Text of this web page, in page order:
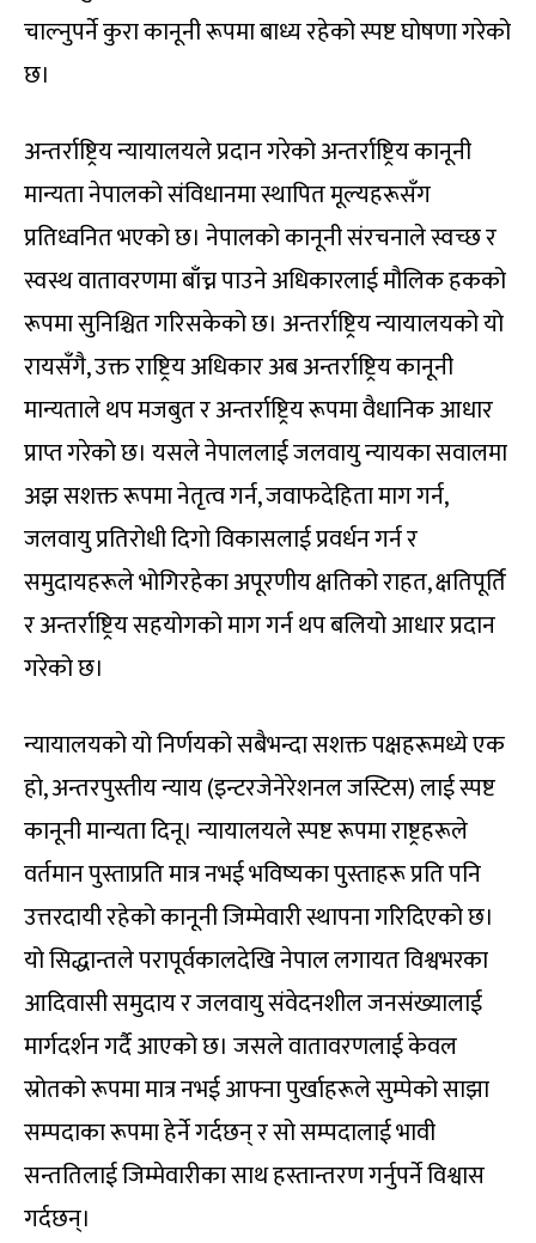
चाल्नुपर्ने कुरा कानूनी रूपमा बाध्य रहेको स्पष्ट घोषणा गरेको
छ।
अन्तर्राष्ट्रिय न्यायालयले प्रदान गरेको अन्तर्राष्ट्रिय कानूनी
मान्यता नेपालको संविधानमा स्थापित मूल्यहरूसँग
प्रतिध्वनित भएको छ। नेपालको कानूनी संरचनाले स्वच्छ र
स्वस्थ वातावरणमा बाँच्न पाउने अधिकारलाई मौलिक हकको
रूपमा सुनिश्चित गरिसकेको छ। अन्तर्राष्ट्रिय न्यायालयको यो
रायसँगै, उक्त राष्ट्रिय अधिकार अब अन्तर्राष्ट्रिय कानूनी
मान्यताले थप मजबुत र अन्तर्राष्ट्रिय रूपमा वैधानिक आधार
प्राप्त गरेको छ। यसले नेपाललाई जलवायु न्यायका सवालमा
अझ सशक्त रूपमा नेतृत्व गर्न, जवाफदेहिता माग गर्न,
जलवायु प्रतिरोधी दिगो विकासलाई प्रवर्धन गर्न र
समुदायहरूले भोगिरहेका अपूरणीय क्षतिको राहत, क्षतिपूर्ति
र अन्तर्राष्ट्रिय सहयोगको माग गर्न थप बलियो आधार प्रदान
गरेको छ।
न्यायालयको यो निर्णयको सबैभन्दा सशक्त पक्षहरूमध्ये एक
हो, अन्तरपुस्तीय न्याय (इन्टरजेनेरेशनल जस्टिस) लाई स्पष्ट
कानूनी मान्यता दिनू। न्यायालयले स्पष्ट रूपमा राष्ट्रहरूले
वर्तमान पुस्ताप्रति मात्र नभई भविष्यका पुस्ताहरू प्रति पनि
उत्तरदायी रहेको कानूनी जिम्मेवारी स्थापना गरिदिएको छ।
यो सिद्धान्तले परापूर्वकालदेखि नेपाल लगायत विश्वभरका
आदिवासी समुदाय र जलवायु संवेदनशील जनसंख्यालाई
मार्गदर्शन गर्दै आएको छ। जसले वातावरणलाई केवल
स्रोतको रूपमा मात्र नभई आफ्ना पुर्खाहरूले सुम्पेको साझा
सम्पदाका रूपमा हेर्ने गर्दछन् र सो सम्पदालाई भावी
सन्ततिलाई जिम्मेवारीका साथ हस्तान्तरण गर्नुपर्ने विश्वास
गर्दछन्।